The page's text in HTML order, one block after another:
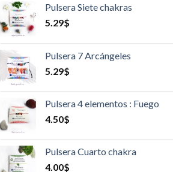
Pulsera Siete chakras
5.29$
Pulsera 7 Arcángeles
5.29$
Pulsera 4 elementos : Fuego
4.50$
Pulsera Cuarto chakra
4.00$